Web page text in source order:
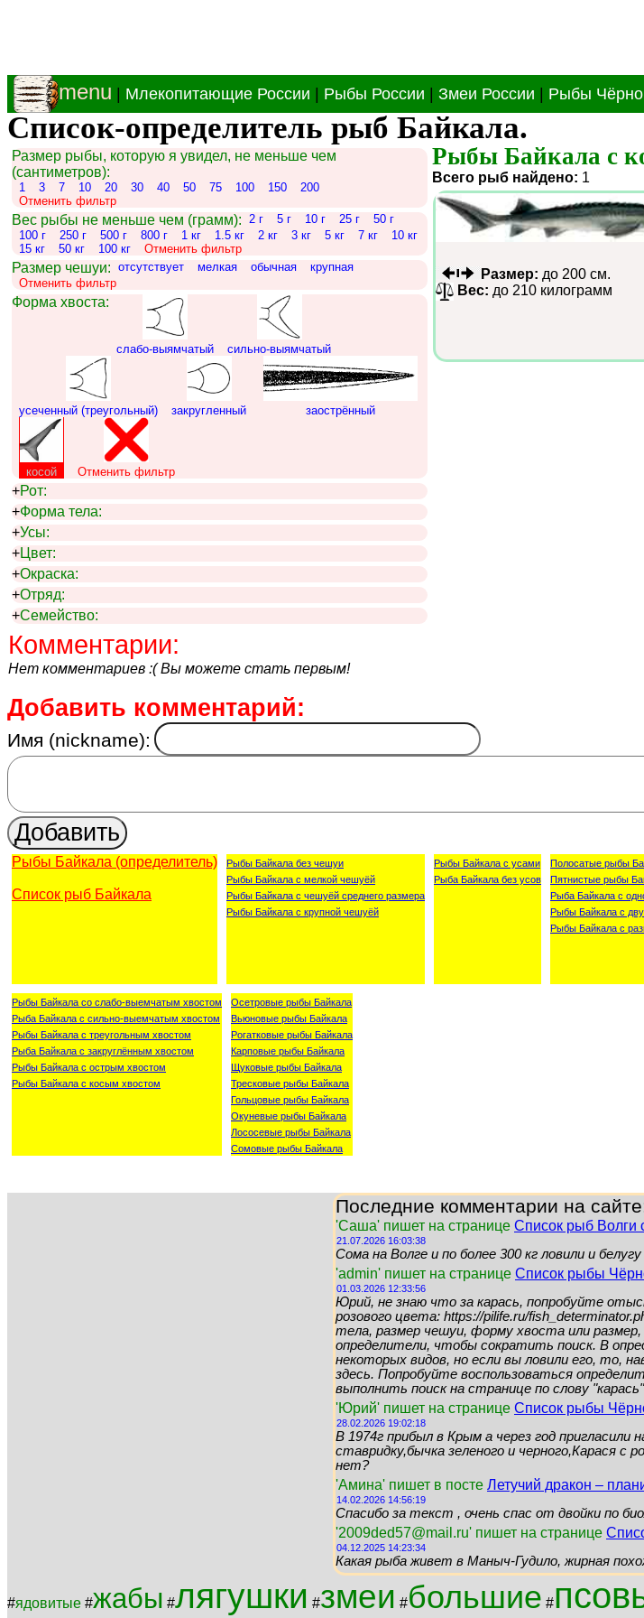
menu Млекопитающие России Рыбы России Змеи России Рыбы
Список-определитель рыб Байкала.
Размер рыбы, которую я увидел, не меньше чем
(сантиметров):
1 3 7 10 20 30 40 50 75 100 150
200
Отменить фильтр
Вес рыбы не меньше чем (грамм): 2 г 5 г 10 г 25 г
50 г
100 г
250 г 500 г 800 г 1 кг 1.5 кг 2 кг 3 кг 5 кг 7 кг
10 кг
15 кг
50 кг 100 кг Отменить фильтр
Размер чешуи: отсутствует мелкая обычная
крупная
Отменить фильтр
Форма хвоста:
слабо-выямчатый сильно-выямчатый
усеченный (треугольный) закругленный заострённый
косой Отменить фильтр
+Рот:
+Форма тела:
+Усы:
+Цвет:
+Окраска:
+Отряд:
+Семейство:
Рыбы Байкала с
Всего рыб найдено: 1
Размер: до 200 см.
Вес: до 210 килограмм
Комментарии:
Нет комментариев :( Вы можете стать первым!
Добавить комментарий:
Имя (nickname):
Рыбы Байкала (определитель)
Список рыб Байкала
Рыбы Байкала без чешуи
Рыбы Байкала с мелкой чешуёй
Рыбы Байкала с чешуёй среднего размера
Рыбы Байкала с крупной чешуёй
Рыбы Байкала с усами
Рыба Байкала без усов
Полосатые рыбы
Пятнистые рыбы
Рыба Байкала с
Рыбы Байкала с
Рыбы Байкала с
Рыбы Байкала со слабо-выемчатым хвостом
Рыба Байкала с сильно-выемчатым хвостом
Рыбы Байкала с треугольным хвостом
Рыба Байкала с закруглённым хвостом
Рыбы Байкала с острым хвостом
Рыбы Байкала с косым хвостом
Осетровые рыбы Байкала
Вьюновые рыбы Байкала
Рогатковые рыбы Байкала
Карповые рыбы Байкала
Щуковые рыбы Байкала
Тресковые рыбы Байкала
Гольцовые рыбы Байкала
Окуневые рыбы Байкала
Лососевые рыбы Байкала
Сомовые рыбы Байкала
Последние комментарии на
'Саша' пишет на странице Список рыб Волги
21.07.2026 16:03:38
Сома на Волге и по более 300 кг ловили и
'admin' пишет на странице Список рыбы
01.03.2026 12:33:56
Юрий, не знаю что за карась, попробуйте
розового цвета: https://pilife.ru/
тела, размер чешуи, форму хвоста или
определители, чтобы сократить поиск. В
некоторых видов, но если вы ловили его, то,
здесь. Попробуйте воспользоваться
выполнить поиск на странице по слову "карась"
'Юрий' пишет на странице Список рыбы
28.02.2026 19:02:18
В 1974г прибыл в Крым а через год пригласили
ставридку,бычка зеленого и черного,Карася с
нет?
'Амина' пишет в посте Летучий дракон –
14.02.2026 14:56:19
Спасибо за текст , очень спас от двойки по
'2009ded57@mail.ru' пишет на странице
04.12.2025 14:23:34
Какая рыба живет в Маныч-Гудило, жирная
#ядовитые #жабы #лягушки #змеи #большие #